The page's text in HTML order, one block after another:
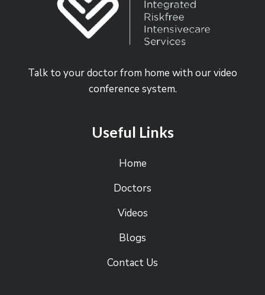
Talk to your doctor from home with our video
conference system.
Useful Links
Home
Doctors
Videos
Blogs
Contact Us